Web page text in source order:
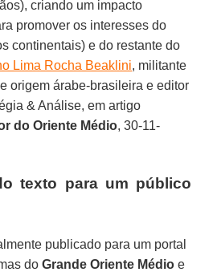
criando um impacto
promover os interesses do
continentais) e do restante do
Lima Rocha Beaklini, militante
origem árabe-brasileira e editor
& Análise, em artigo
do Oriente Médio, 30-11-
texto para um público
publicado para um portal
doGrande Oriente Médio e